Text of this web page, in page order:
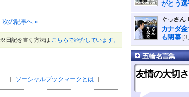
次の記事へ »
※日記を書く方法は こちらで紹介しています。
ソーシャルブックマークとは
がとう選
ぐっさん
カナダ
も閉幕 [3
五輪名言集
友情の大切